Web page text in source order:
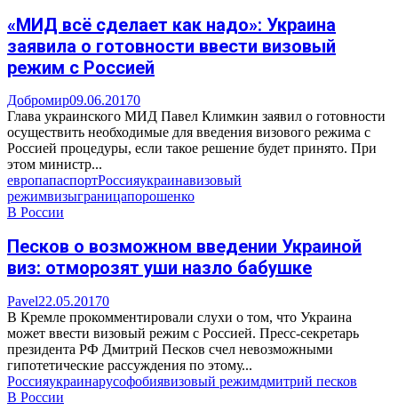
«МИД всё сделает как надо»: Украина
заявила о готовности ввести визовый
режим с Россией
Добромир09.06.20170
Глава украинского МИД Павел Климкин заявил о готовности
осуществить необходимые для введения визового режима с
Россией процедуры, если такое решение будет принято. При
этом министр...
европапаспортРоссияукраинавизовый
режимвизыграницапорошенко
В России
Песков о возможном введении Украиной
виз: отморозят уши назло бабушке
Pavel22.05.20170
В Кремле прокомментировали слухи о том, что Украина
может ввести визовый режим с Россией. Пресс-секретарь
президента РФ Дмитрий Песков счел невозможными
гипотетические рассуждения по этому...
Россияукраинарусофобиявизовый режимдмитрий песков
В России